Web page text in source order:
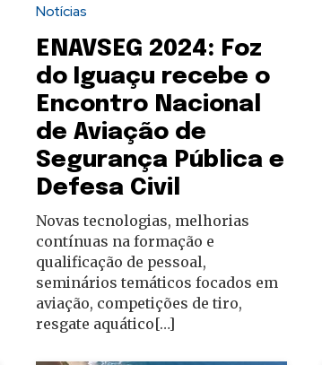
Notícias
ENAVSEG 2024: Foz
do Iguaçu recebe o
Encontro Nacional
de Aviação de
Segurança Pública e
Defesa Civil
Novas tecnologias, melhorias
contínuas na formação e
qualificação de pessoal,
seminários temáticos focados em
aviação, competições de tiro,
resgate aquático[…]